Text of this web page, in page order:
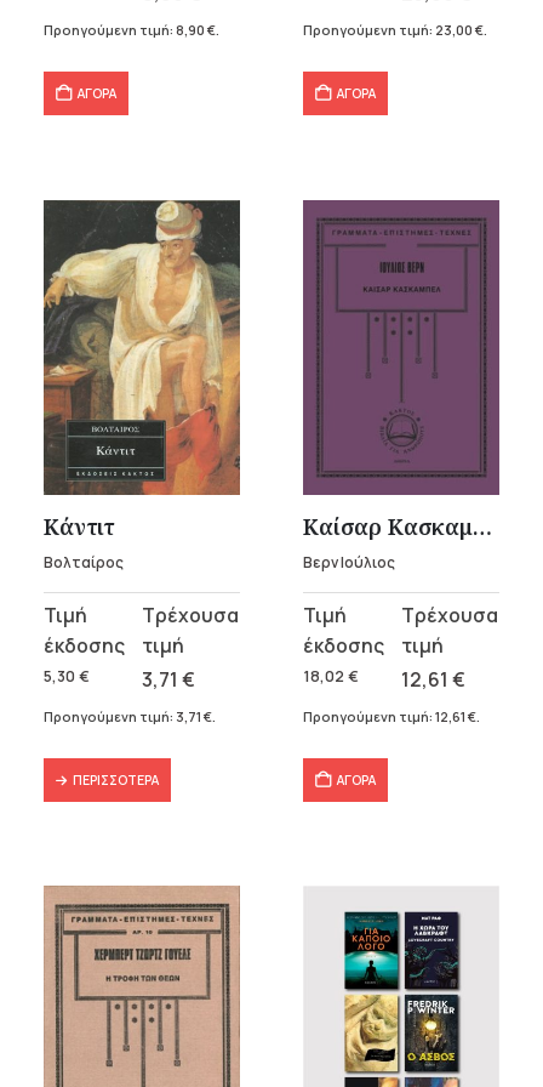
15,50 €.
είναι:
Προηγούμενη τιμή: 8,90 €.
ΑΓΟΡΑ
32,86 €.
είναι:
Προηγούμενη τιμή: 23,00 €.
ΑΓΟΡΑ
Κάντιτ
Βολταίρος
5,30 €
Original
price
was:
5,30 €.
3,71 €
Η
τρέχουσα
τιμή
Προηγούμενη τιμή: 3,71 €
ΠΕΡΙΣΣΌΤΕΡΑ
Καίσαρ Κασκαμπέλ
Βερν Ιούλιος
18,02 €
Original
price
was:
18,02 €.
12,61 €
Η
τρέχουσα
τιμή
Προηγούμενη τιμή: 12,61 €
ΑΓΟΡΑ